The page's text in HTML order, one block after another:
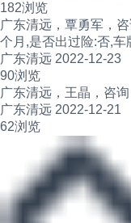
182浏览
广东清远，覃勇军，
个月,是否出过险:否,车
广东清远 2022-12-23
90浏览
广东清远，王晶，咨询
广东清远 2022-12-21
62浏览